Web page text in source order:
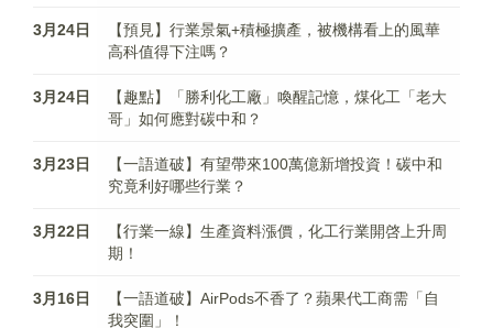
3月24日
【預見】行業景氣+積極擴產，被機構看上的風華
高科值得下注嗎？
3月24日
【趣點】「勝利化工廠」喚醒記憶，煤化工「老大
哥」如何應對碳中和？
3月23日
【一語道破】有望帶來100萬億新增投資！碳中和
究竟利好哪些行業？
3月22日
【行業一線】生產資料漲價，化工行業開啓上升周
期！
3月16日
【一語道破】AirPods不香了？蘋果代工商需「自
我突圍」！